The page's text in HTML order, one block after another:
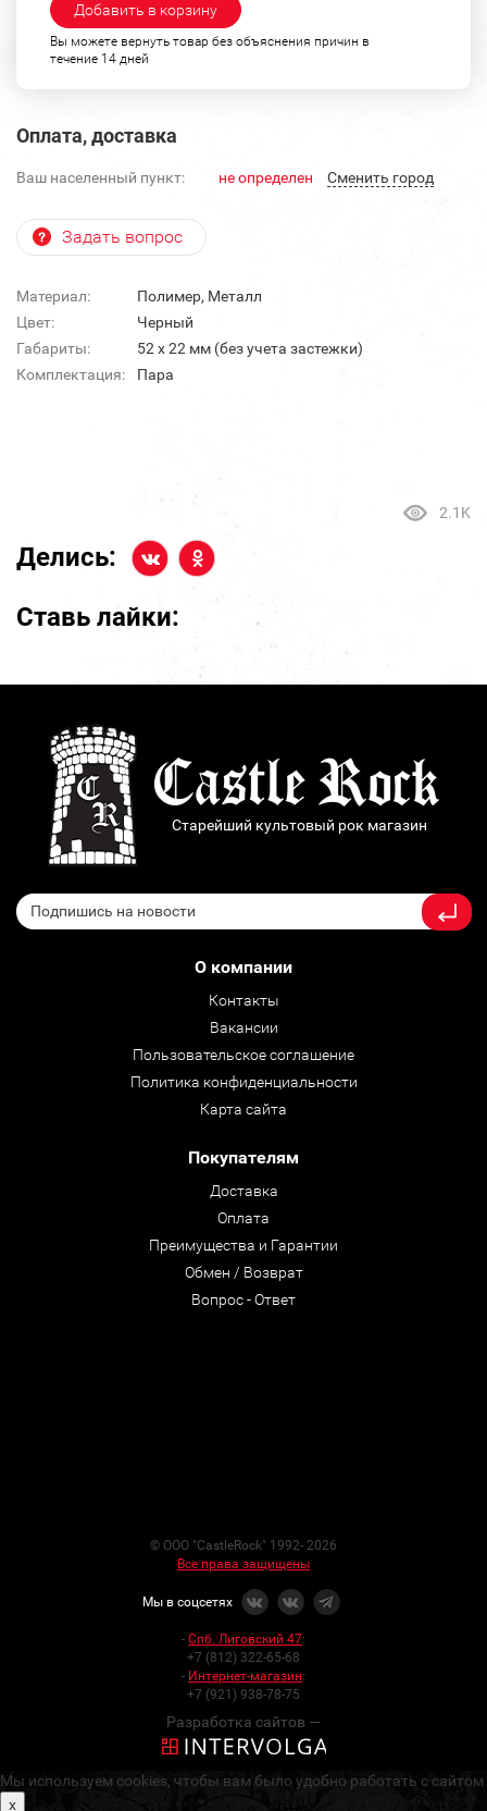
Добавить в корзину
Вы можете вернуть товар без объяснения причин в
течение 14 дней
Оплата, доставка
Ваш населенный пункт: не определен Cменить город
Задать вопрос
Материал:
Полимер, Металл
Цвет:
Черный
Габариты:
52 х 22 мм (без учета застежки)
Комплектация:
Пара
2.1K
Делись:
Ставь лайки:
Старейший культовый рок магазин
О компании
Контакты
Вакансии
Пользовательское соглашение
Политика конфиденциальности
Карта сайта
Покупателям
Доставка
Оплата
Преимущества и Гарантии
Обмен / Возврат
Вопрос - Ответ
© ООО "CastleRock" 1992- 2026
Все права защищены
Мы в соцсетях
- Спб. Лиговский 47:
+7 (812) 322-65-68
- Интернет-магазин:
+7 (921) 938-78-75
Разработка сайтов —
Мы используем cookies, чтобы вам было удобно работать с сайтом
x